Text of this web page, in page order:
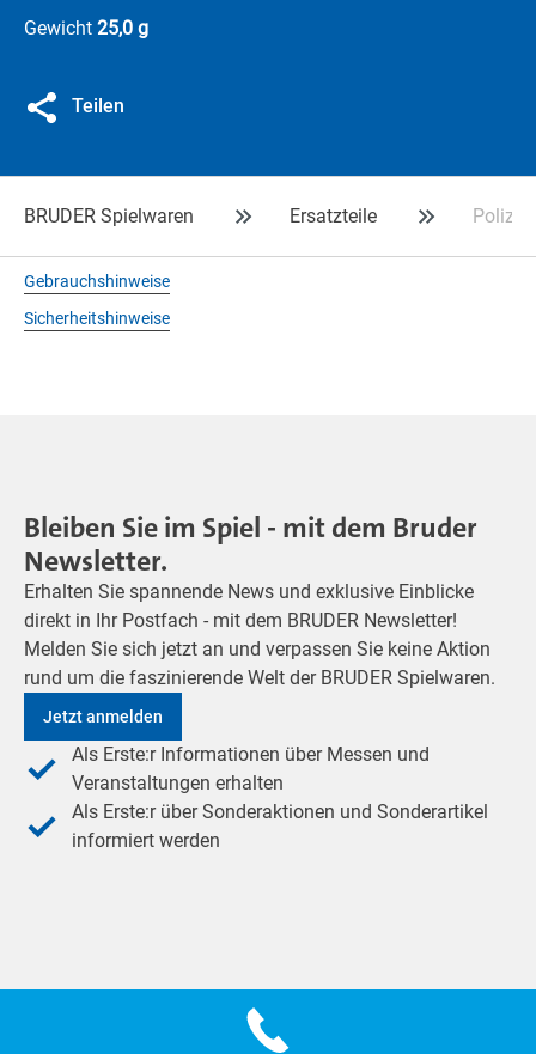
Gewicht 25,0 g
Teilen
BRUDER Spielwaren Ersatzteile Polizist
Gebrauchshinweise
Sicherheitshinweise
Bleiben Sie im Spiel - mit dem Bruder
Newsletter.
Erhalten Sie spannende News und exklusive Einblicke
direkt in Ihr Postfach - mit dem BRUDER Newsletter!
Melden Sie sich jetzt an und verpassen Sie keine Aktion
rund um die faszinierende Welt der BRUDER Spielwaren.
Jetzt anmelden
Als Erste:r Informationen über Messen und
Veranstaltungen erhalten
Als Erste:r über Sonderaktionen und Sonderartikel
informiert werden